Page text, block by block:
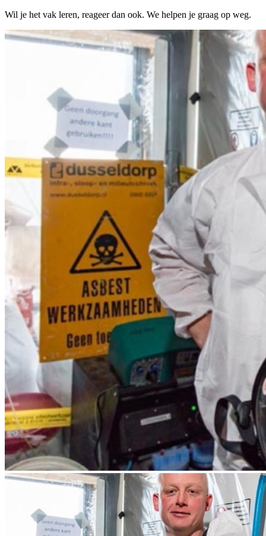
Wil je het vak leren, reageer dan ook. We helpen je graag op weg.